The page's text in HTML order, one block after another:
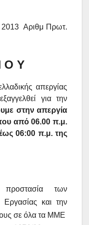
2013 Αριθμ Πρωτ.
Ο Υ
απεργίας
για την
στην απεργία
από 06.00 π.μ.
06:00 π.μ. της
των
και την
σε όλα τα ΜΜΕ